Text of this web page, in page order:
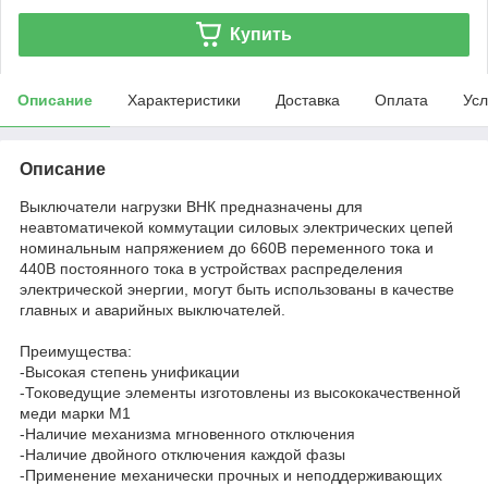
Купить
Описание Характеристики Доставка Оплата
Описание
Выключатели нагрузки ВНК предназначены для
неавтоматичекой коммутации силовых электрических цепей
номинальным напряжением до 660В переменного тока и
440В постоянного тока в устройствах распределения
электрической энергии, могут быть использованы в качестве
главных и аварийных выключателей.
Преимущества:
-Высокая степень унификации
-Токоведущие элементы изготовлены из высококачественной
меди марки М1
-Наличие механизма мгновенного отключения
-Наличие двойного отключения каждой фазы
-Применение механически прочных и неподдерживающих